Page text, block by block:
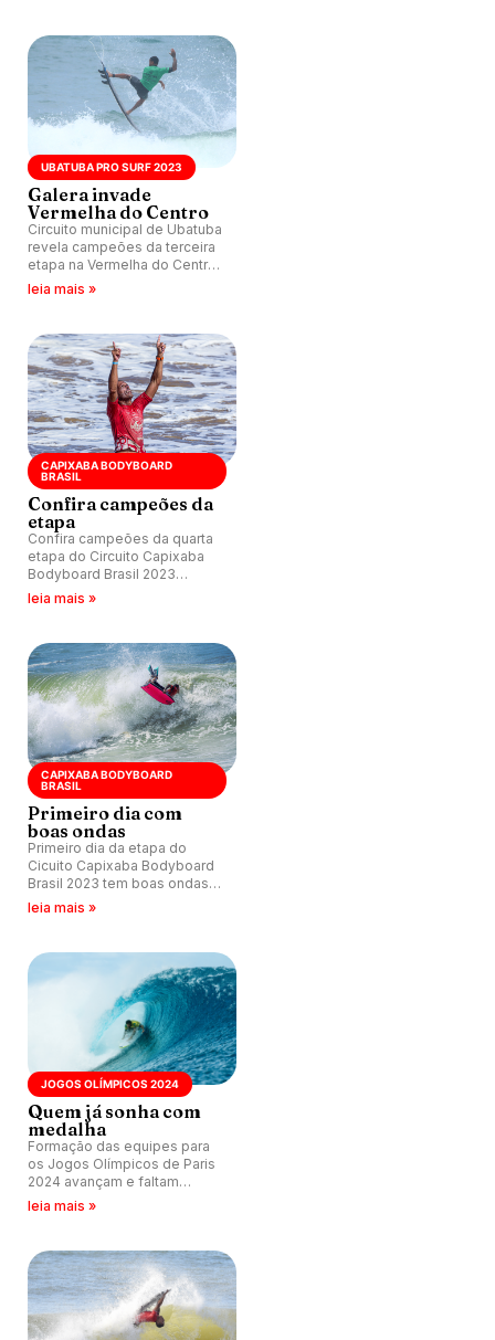
UBATUBA PRO SURF 2023
Galera invade
Vermelha do Centro
Circuito municipal de Ubatuba
revela campeões da terceira
etapa na Vermelha do Centro
(SP), que aconteceu neste
leia mais »
CAPIXABA BODYBOARD
BRASIL
Confira campeões da
etapa
Confira campeões da quarta
etapa do Circuito Capixaba
Bodyboard Brasil 2023
disputada na Barra do Jucu
leia mais »
CAPIXABA BODYBOARD
BRASIL
Primeiro dia com
boas ondas
Primeiro dia da etapa do
Cicuito Capixaba Bodyboard
Brasil 2023 tem boas ondas
na Barra do Jucu, Vila Velha
leia mais »
JOGOS OLÍMPICOS 2024
Quem já sonha com
medalha
Formação das equipes para
os Jogos Olímpicos de Paris
2024 avançam e faltam
poucas vagas para serem
leia mais »